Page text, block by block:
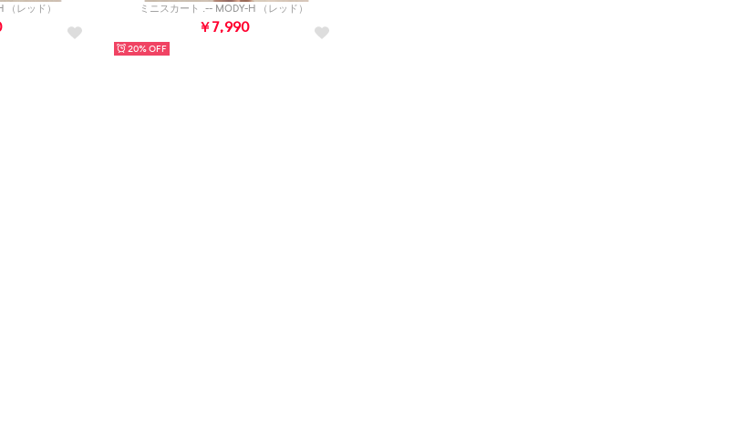
（レッド） ミニスカート .-- MODY-H （レッド）
￥7,990
20%